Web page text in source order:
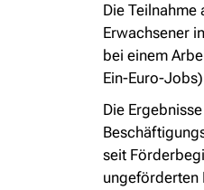
Die
Erwachsener
bei einem
Ein-Euro-
Die
seit
ungeförderten